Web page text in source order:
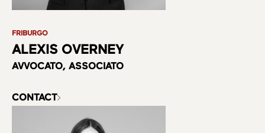
FRIBURGO
ALEXIS OVERNEY
AVVOCATO, ASSOCIATO
CONTACT